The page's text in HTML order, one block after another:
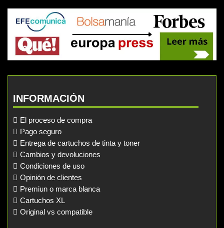
INFORMACIÓN
El proceso de compra
Pago seguro
Entrega de cartuchos de tinta y toner
Cambios y devoluciones
Condiciones de uso
Opinión de clientes
Premiun o marca blanca
Cartuchos XL
Original vs compatible